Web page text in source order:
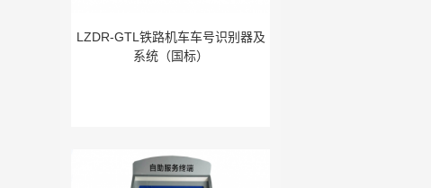
LZDR-GTL铁路机车车号识别器及
系统（国标）